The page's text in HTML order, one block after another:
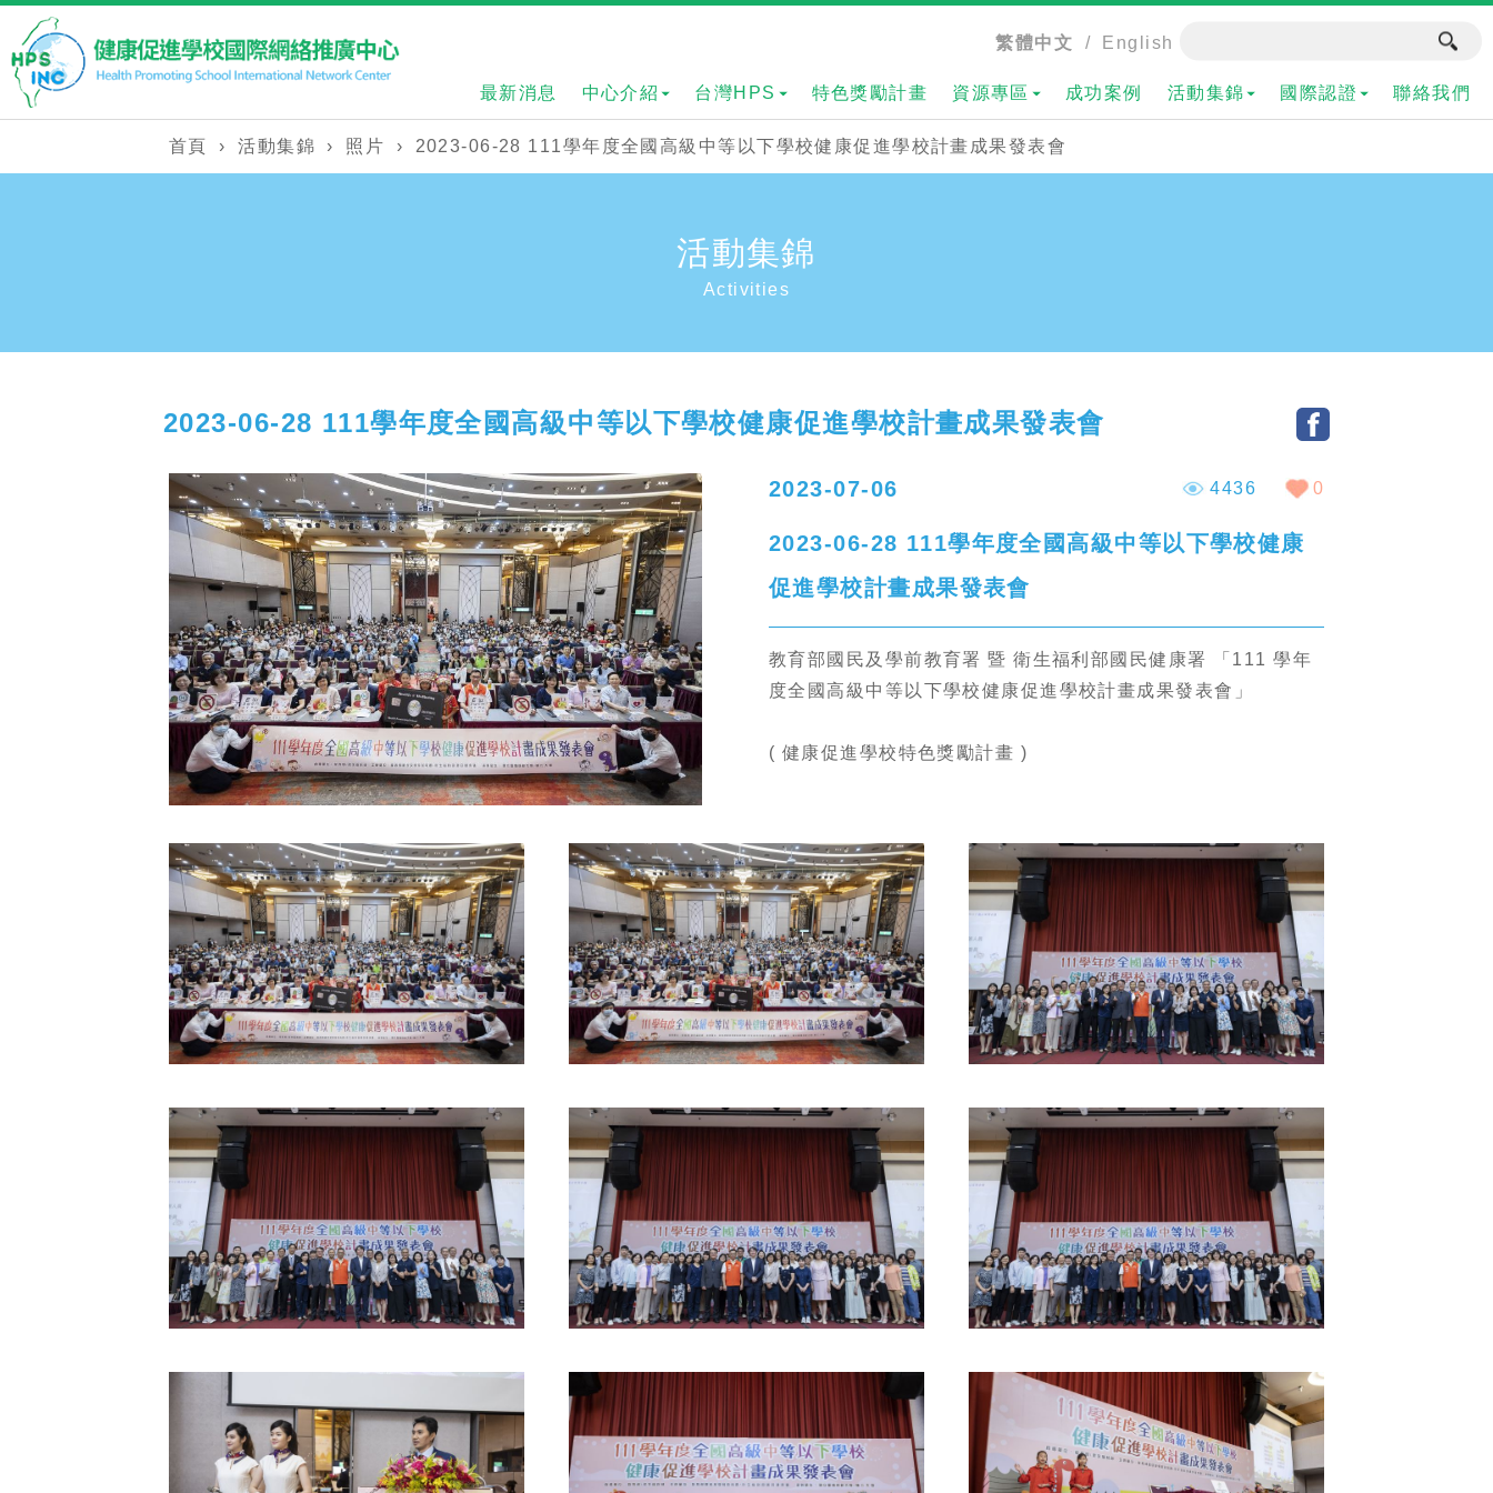
繁體中文 / English
最新消息 中心介紹 台灣HPS 特色獎勵計畫 資源專區 成功案例 活動集錦 國際認證 聯絡我們
首頁 › 活動集錦 › 照片 › 2023-06-28 111學年度全國高級中等以下學校健康促進學校計畫成果發表會
活動集錦
Activities
2023-06-28 111學年度全國高級中等以下學校健康促進學校計畫成果發表會
4436 0
2023-07-06
2023-06-28 111學年度全國高級中等以下學校健康
促進學校計畫成果發表會
教育部國民及學前教育署 暨 衛生福利部國民健康署 「111 學年
度全國高級中等以下學校健康促進學校計畫成果發表會」
( 健康促進學校特色獎勵計畫 )